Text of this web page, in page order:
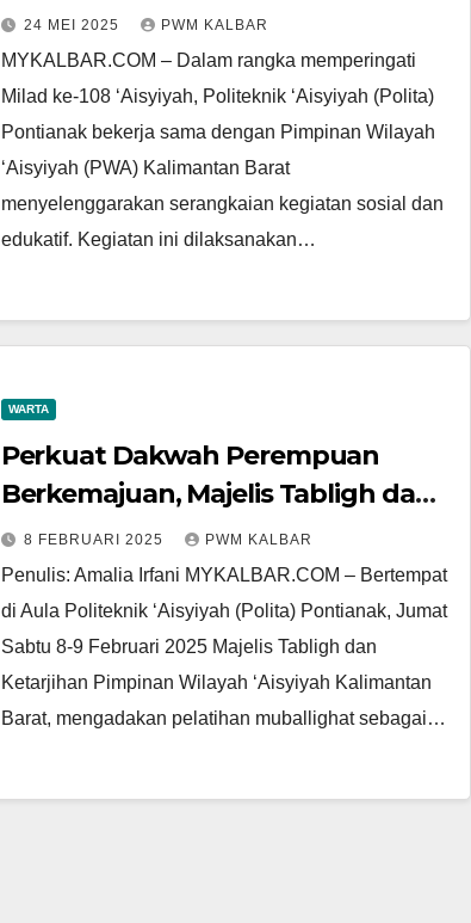
Gelar Edukasi dan Layanan
Kesehatan untuk Masyarakat
24 MEI 2025 PWM KALBAR
MYKALBAR.COM – Dalam rangka memperingati
Milad ke-108 ‘Aisyiyah, Politeknik ‘Aisyiyah (Polita)
Pontianak bekerja sama dengan Pimpinan Wilayah
‘Aisyiyah (PWA) Kalimantan Barat
menyelenggarakan serangkaian kegiatan sosial dan
edukatif. Kegiatan ini dilaksanakan…
WARTA
Perkuat Dakwah Perempuan
Berkemajuan, Majelis Tabligh dan
Ketarjihan PWA Kalbar Adakan
Pelatihan Muballighat
8 FEBRUARI 2025 PWM KALBAR
Penulis: Amalia Irfani MYKALBAR.COM – Bertempat
di Aula Politeknik ‘Aisyiyah (Polita) Pontianak, Jumat
Sabtu 8-9 Februari 2025 Majelis Tabligh dan
Ketarjihan Pimpinan Wilayah ‘Aisyiyah Kalimantan
Barat, mengadakan pelatihan muballighat sebagai…